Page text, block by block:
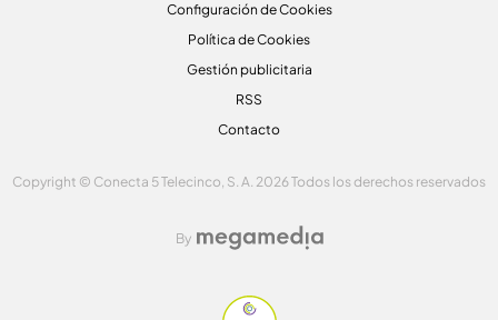
Configuración de Cookies
Política de Cookies
Gestión publicitaria
RSS
Contacto
Copyright © Conecta 5 Telecinco, S. A. 2026 Todos los derechos reservados
By